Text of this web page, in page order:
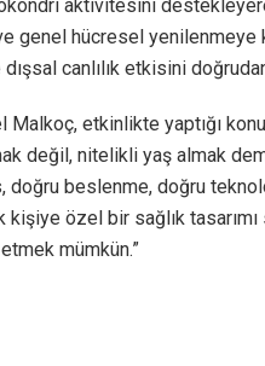
aktivitesini
genel hücresel yenilenmeye
dışsal canlılık etkisini
etkinlikte yaptığı
değil, nitelikli yaş almak
doğru beslenme, doğru
özel bir sağlık
mümkün.”